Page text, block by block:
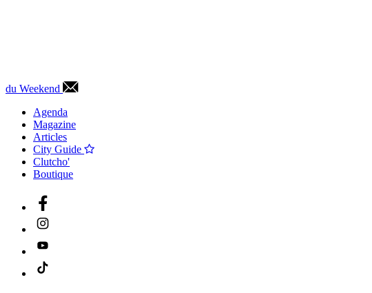
du Weekend
Agenda
Magazine
Articles
City Guide
Clutcho'
Boutique